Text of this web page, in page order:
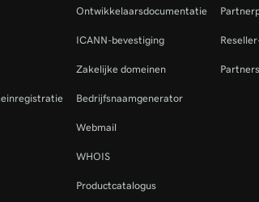
Ontwikkelaarsdocumentatie
ICANN-bevestiging
Zakelijke domeinen
Bedrijfsnaamgenerator
Webmail
WHOIS
Productcatalogus
Partners